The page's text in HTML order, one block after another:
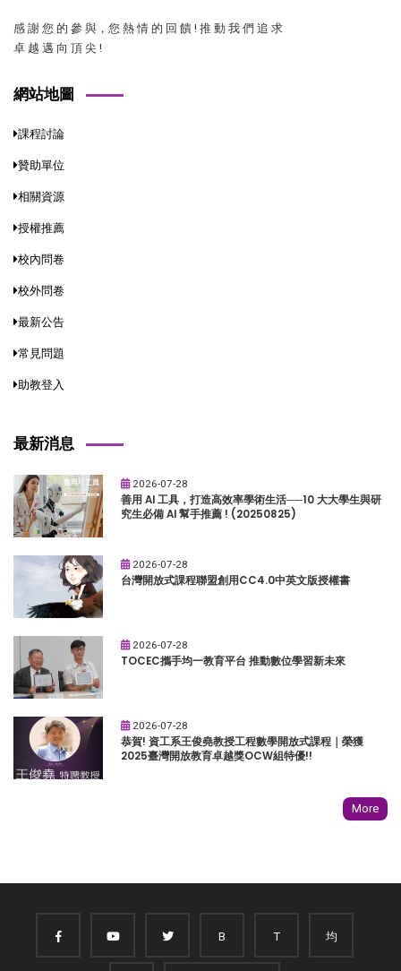
感 謝 您 的 參 與，您 熱 情 的 回 饋 ! 推 動 我 們 追 求
卓 越 邁 向 頂 尖 !
網站地圖
課程討論
贊助單位
相關資源
授權推薦
校內問卷
校外問卷
最新公告
常見問題
助教登入
最新消息
2026-07-28
善用 AI 工具，打造高效率學術生活──10 大大學生與研
究生必備 AI 幫手推薦 ! (20250825)
2026-07-28
台灣開放式課程聯盟創用CC4.0中英文版授權書
2026-07-28
TOCEC攜手均一教育平台 推動數位學習新未來
2026-07-28
恭賀! 資工系王俊堯教授工程數學開放式課程｜榮獲
2025臺灣開放教育卓越獎OCW組特優!!
More
B T 均